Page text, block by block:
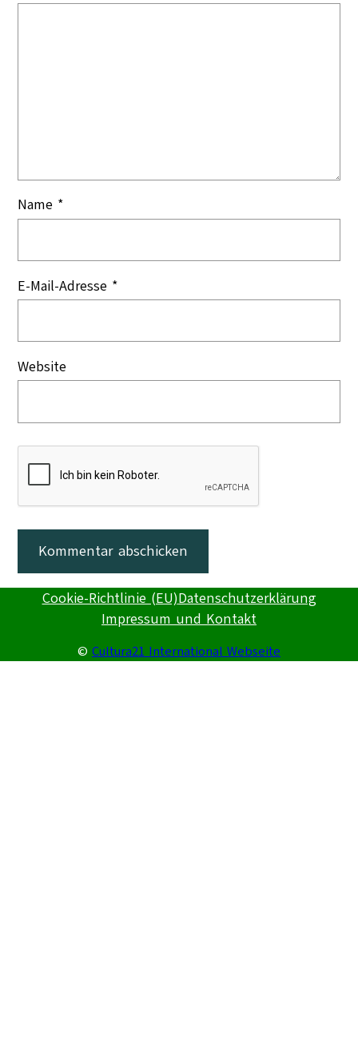
Name *
E-Mail-Adresse *
Website
Cookie-Richtlinie (EU)Datenschutzerklärung
Impressum und Kontakt
© Cultura21 International Webseite